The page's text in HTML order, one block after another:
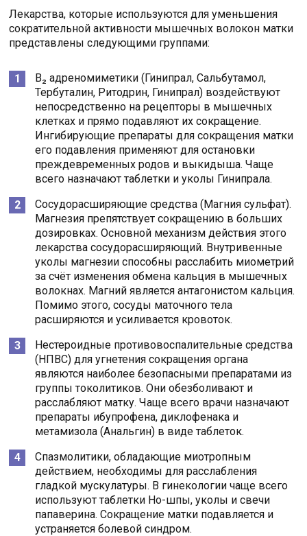
Лекарства, которые используются для уменьшения
сократительной активности мышечных волокон матки
представлены следующими группами:
В₂ адреномиметики (Гинипрал, Сальбутамол,
Тербуталин, Ритодрин, Гинипрал) воздействуют
непосредственно на рецепторы в мышечных
клетках и прямо подавляют их сокращение.
Ингибирующие препараты для сокращения матки
его подавления применяют для остановки
преждевременных родов и выкидыша. Чаще
всего назначают таблетки и уколы Гинипрала.
Сосудорасширяющие средства (Магния сульфат).
Магнезия препятствует сокращению в больших
дозировках. Основной механизм действия этого
лекарства сосудорасширяющий. Внутривенные
уколы магнезии способны расслабить миометрий
за счёт изменения обмена кальция в мышечных
волокнах. Магний является антагонистом кальция.
Помимо этого, сосуды маточного тела
расширяются и усиливается кровоток.
Нестероидные противовоспалительные средства
(НПВС) для угнетения сокращения органа
являются наиболее безопасными препаратами из
группы токолитиков. Они обезболивают и
расслабляют матку. Чаще всего врачи назначают
препараты ибупрофена, диклофенака и
метамизола (Анальгин) в виде таблеток.
Спазмолитики, обладающие миотропным
действием, необходимы для расслабления
гладкой мускулатуры. В гинекологии чаще всего
используют таблетки Но-шпы, уколы и свечи
папаверина. Сокращение матки подавляется и
устраняется болевой синдром.